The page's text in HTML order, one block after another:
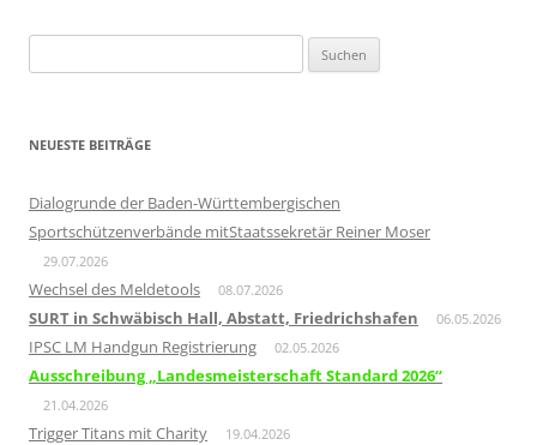
nach:
NEUESTE BEITRÄGE
Dialogrunde der Baden-Württembergischen
Sportschützenverbände mitStaatssekretär Reiner Moser
29.07.2026
Wechsel des Meldetools 08.07.2026
SURT in Schwäbisch Hall, Abstatt, Friedrichshafen 06.05.2026
IPSC LM Handgun Registrierung 02.05.2026
Ausschreibung „Landesmeisterschaft Standard 2026“
21.04.2026
Trigger Titans mit Charity 19.04.2026